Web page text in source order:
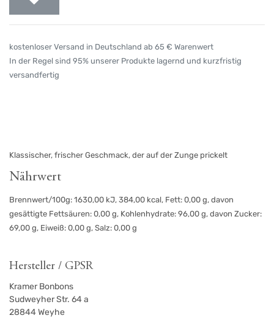
kostenloser Versand in Deutschland ab 65 € Warenwert
In der Regel sind 95% unserer Produkte lagernd und kurzfristig
versandfertig
Klassischer, frischer Geschmack, der auf der Zunge prickelt
Nährwert
Brennwert/100g: 1630,00 kJ, 384,00 kcal, Fett: 0,00 g, davon
gesättigte Fettsäuren: 0,00 g, Kohlenhydrate: 96,00 g, davon Zucker:
69,00 g, Eiweiß: 0,00 g, Salz: 0,00 g
Hersteller / GPSR
Kramer Bonbons
Sudweyher Str. 64 a
28844 Weyhe